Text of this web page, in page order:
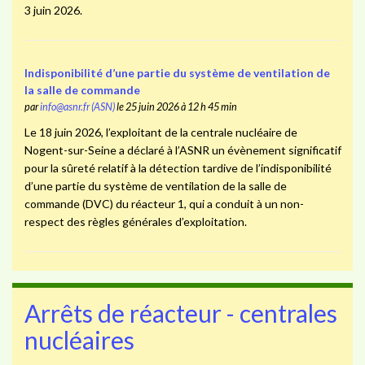
3 juin 2026.
Indisponibilité d’une partie du système de ventilation de
la salle de commande
parinfo@asnr.fr (ASN)le 25 juin 2026 à 12 h 45 min
Le 18 juin 2026, l’exploitant de la centrale nucléaire de
Nogent-sur-Seine a déclaré à l’ASNR un évènement significatif
pour la sûreté relatif à la détection tardive de l’indisponibilité
d’une partie du système de ventilation de la salle de
commande (DVC) du réacteur 1, qui a conduit à un non-
respect des règles générales d’exploitation.
Arrêts de réacteur - centrales
nucléaires